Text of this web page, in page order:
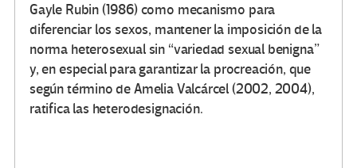
Gayle Rubin (1986) como mecanismo para
diferenciar los sexos, mantener la imposición de la
norma heterosexual sin “variedad sexual benigna”
y, en especial para garantizar la procreación, que
según término de Amelia Valcárcel (2002, 2004),
ratifica las heterodesignación.